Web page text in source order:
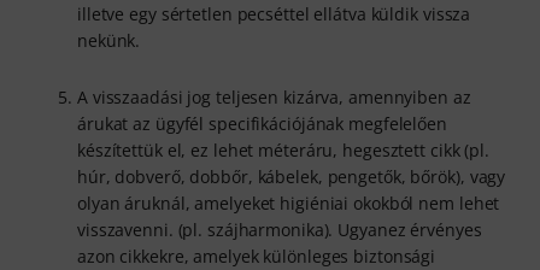
illetve egy sértetlen pecséttel ellátva küldik vissza
nekünk.
A visszaadási jog teljesen kizárva, amennyiben az
árukat az ügyfél specifikációjának megfelelően
készítettük el, ez lehet méteráru, hegesztett cikk (pl.
húr, dobverő, dobbőr, kábelek, pengetők, bőrök), vagy
olyan áruknál, amelyeket higiéniai okokból nem lehet
visszavenni. (pl. szájharmonika). Ugyanez érvényes
azon cikkekre, amelyek különleges biztonsági